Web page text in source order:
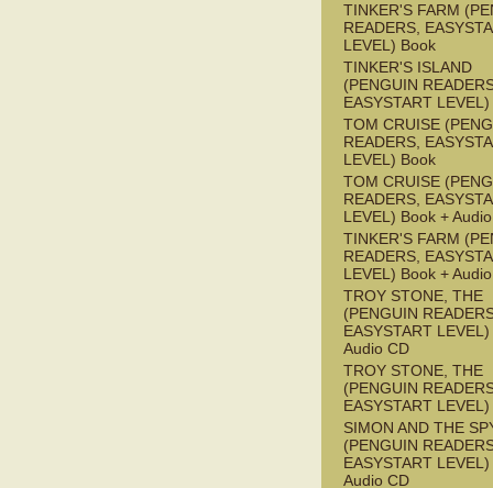
TINKER'S FARM
READERS,
LEVEL) Book
TINKER'S ISLAND
(PENGUIN
EASYSTART
TOM CRUISE
READERS,
LEVEL) Book
TOM CRUISE
READERS,
LEVEL) Book +
TINKER'S FARM
READERS,
LEVEL) Book +
TROY STONE, THE
(PENGUIN
EASYSTART
Audio CD
TROY STONE, THE
(PENGUIN
EASYSTART
SIMON AND THE
(PENGUIN
EASYSTART
Audio CD